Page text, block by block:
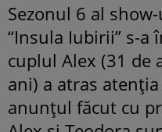
Sezonul 6 al
“Insula Iubirii” s-a
cuplul Alex (31 de
ani) a atras
anunțul făcut cu